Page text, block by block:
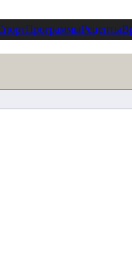
ПрограммыРецепты